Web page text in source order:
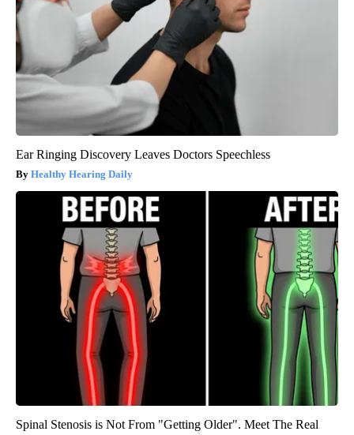
Ear Ringing Discovery Leaves Doctors Speechless
Healthy Hearing Daily
Spinal Stenosis is Not From "Getting Older". Meet The Real